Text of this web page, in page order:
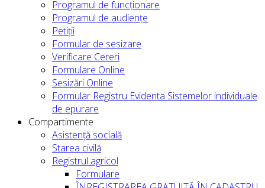
Programul de funcționare
Programul de audiențe
Petiții
Formular de sesizare
Verificare Cereri
Formulare Online
Sesizări Online
Formular Registru Evidenta Sistemelor individuale
de epurare
Compartimente
Asistență socială
Starea civilă
Registrul agricol
Formulare